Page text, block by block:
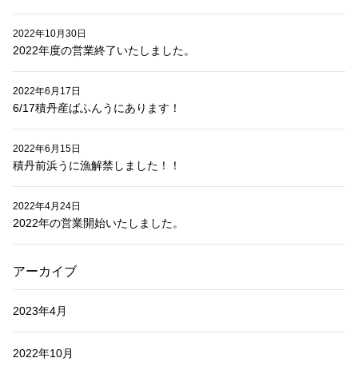
2022年度の営業終了いたしました。
2022年10月30日
6/17積丹産ばふんうにあります！
2022年6月17日
積丹前浜うに漁解禁しました！！
2022年6月15日
2022年の営業開始いたしました。
2022年4月24日
アーカイブ
2023年4月
2022年10月